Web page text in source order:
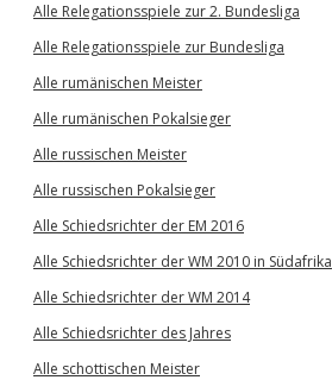
Alle Relegationsspiele zur 2. Bundesliga
Alle Relegationsspiele zur Bundesliga
Alle rumänischen Meister
Alle rumänischen Pokalsieger
Alle russischen Meister
Alle russischen Pokalsieger
Alle Schiedsrichter der EM 2016
Alle Schiedsrichter der WM 2010 in Südafrika
Alle Schiedsrichter der WM 2014
Alle Schiedsrichter des Jahres
Alle schottischen Meister